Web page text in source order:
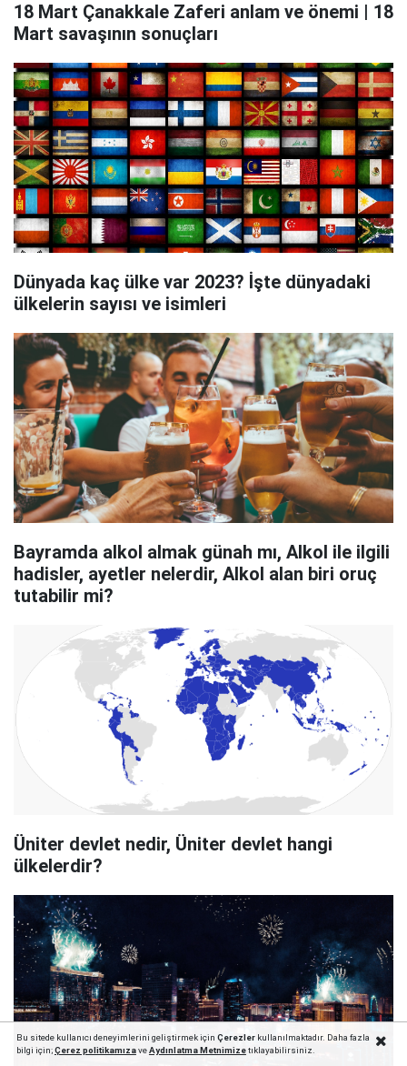
18 Mart Çanakkale Zaferi anlam ve önemi | 18
Mart savaşının sonuçları
Dünyada kaç ülke var 2023? İşte dünyadaki
ülkelerin sayısı ve isimleri
Bayramda alkol almak günah mı, Alkol ile ilgili
hadisler, ayetler nelerdir, Alkol alan biri oruç
tutabilir mi?
Üniter devlet nedir, Üniter devlet hangi
ülkelerdir?
Bu sitede kullanıcı deneyimlerini geliştirmek için Çerezlerkullanılmaktadır. Daha fazla
bilgi için;Çerez politikamızaveAydınlatma Metnimizetıklayabilirsiniz.